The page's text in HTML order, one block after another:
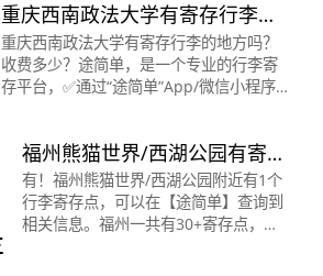
重庆西南政法大学有寄存行李的
地方吗？收费多少？
重庆西南政法大学有寄存行李的地方吗？
收费多少？途简单，是一个专业的行李寄
存平台，✅通过“途简单”App/微信小程序/
大学·寄存点时间
福州熊猫世界/西湖公园有寄存
行李的地方吗？怎么收费？福
州寄存
有！福州熊猫世界/西湖公园附近有1个
行李寄存点，可以在【途简单】查询到
相关信息。福州一共有30+寄存点，都